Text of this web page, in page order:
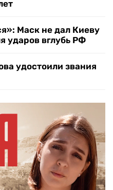
Маск не дал Киеву
ударов вглубь РФ
удостоили звания